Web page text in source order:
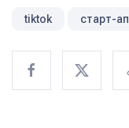
tiktok старт-ап